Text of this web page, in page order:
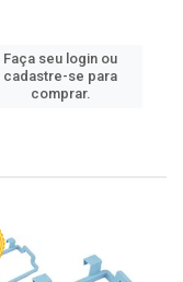
Faça seu login ou
cadastre-se para
comprar.